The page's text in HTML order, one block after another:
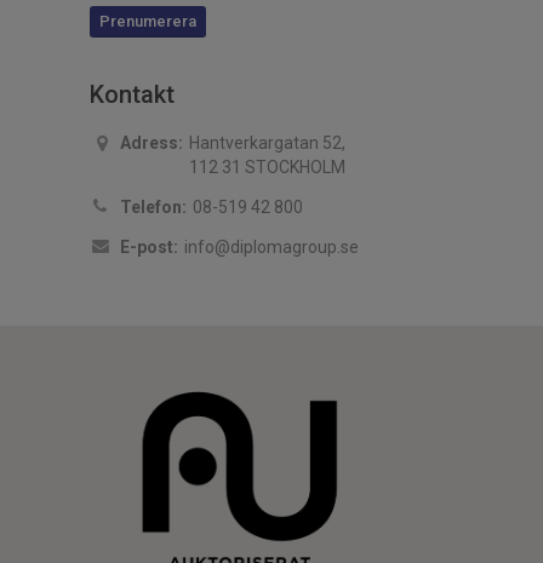
Prenumerera
Kontakt
Adress: Hantverkargatan 52,
112 31 STOCKHOLM
Telefon: 08-519 42 800
E-post: info@diplomagroup.se